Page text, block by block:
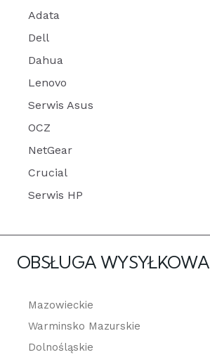
Adata
Dell
Dahua
Lenovo
Serwis Asus
OCZ
NetGear
Crucial
Serwis HP
OBSŁUGA WYSYŁKOWA
Mazowieckie
Warminsko Mazurskie
Dolnośląskie